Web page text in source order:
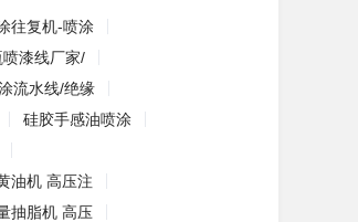
往复机-喷涂
漆线厂家/
流水线/绝缘
硅胶手感油喷涂
油机 高压注
抽脂机 高压